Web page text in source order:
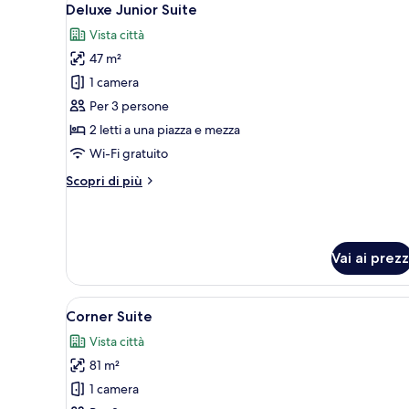
tutte
le
foto
per
Deluxe
Junior
Suite
6
Deluxe Junior Suite
Vista città
47 m²
1 camera
Per 3 persone
2 letti a una piazza e mezza
Wi-Fi gratuito
Scopri di più
Altri
Vai ai
Apri
tutte
le
foto
per
Un'area pranzo con un
6
Corner Suite
Vista città
81 m²
1 camera